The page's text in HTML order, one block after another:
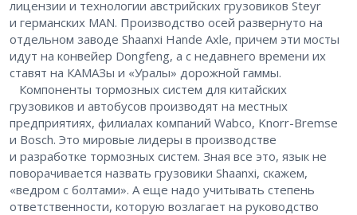
лицензии и технологии австрийских грузовиков Steyr
и германских MAN. Производство осей развернуто на
отдельном заводе Shaanxi Hande Axle, причем эти мосты
идут на конвейер Dongfeng, а с недавнего времени их
ставят на КАМАЗы и «Уралы» дорожной гаммы.
Компоненты тормозных систем для китайских
грузовиков и автобусов производят на местных
предприятиях, филиалах компаний Wabco, Knorr-Bremse
и Bosch. Это мировые лидеры в производстве
и разработке тормозных систем. Зная все это, язык не
поворачивается назвать грузовики Shaanxi, скажем,
«ведром с болтами». А еще надо учитывать степень
ответственности, которую возлагает на руководство